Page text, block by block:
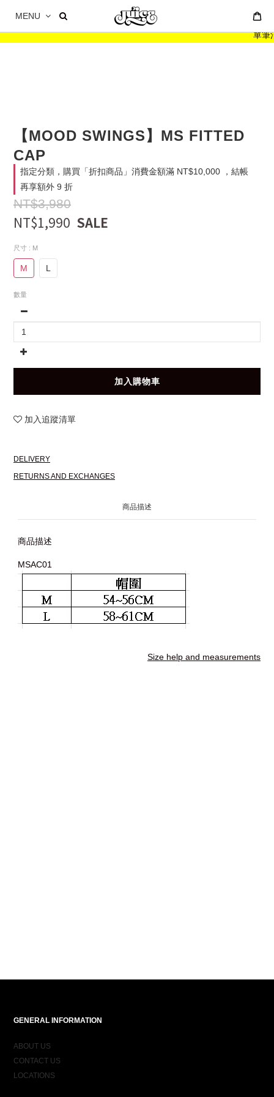
單筆消
MENU
【MOOD SWINGS】MS FITTED
CAP
指定分類，購買「折扣商品」消費金額滿 NT$10,000 ，結帳
再享額外 9 折
NT$3,980
NT$1,990
尺寸 : M
M L
數量
加入購物車
加入追蹤清單
DELIVERY
RETURNS AND EXCHANGES
商品描述
商品描述
MSAC01
Size help and measurements
GENERAL INFORMATION
ABOUT US
CONTACT US
LOCATIONS